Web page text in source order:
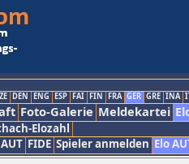
DEN ENG ESP FAI FIN FRA GER GRE INA
Foto-Galerie Meldekartei
Elozahl
FIDE Spieler anmelden Elo